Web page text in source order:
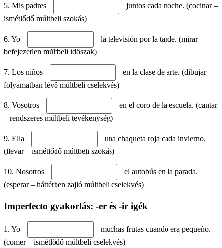
5. Mis padres
juntos cada noche. (cocinar –
ismétlődő múltbeli szokás)
6. Yo
la televisión por la tarde. (mirar –
befejezetlen múltbeli időszak)
7. Los niños
en la clase de arte. (dibujar –
folyamatban lévő múltbeli cselekvés)
8. Vosotros
en el coro de la escuela. (cantar
– rendszeres múltbeli tevékenység)
9. Ella
una chaqueta roja cada invierno.
(llevar – ismétlődő múltbeli szokás)
10. Nosotros
el autobús en la parada.
(esperar – háttérben zajló múltbeli cselekvés)
Imperfecto gyakorlás: -er és -ir igék
1. Yo
muchas frutas cuando era pequeño.
(comer – ismétlődő múltbeli cselekvés)